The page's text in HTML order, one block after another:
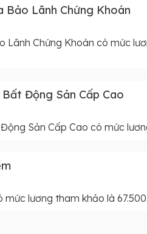
Bảo Lãnh Chứng Khoán
Lãnh Chứng Khoán có mức
Bất Động Sản Cấp Cao
Sản Cấp Cao có mức
mức lương tham khảo là